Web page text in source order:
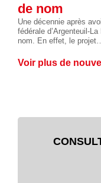
de nom
Une décennie après
fédérale d’Argenteuil-
nom. En effet, le projet…
Voir plus de